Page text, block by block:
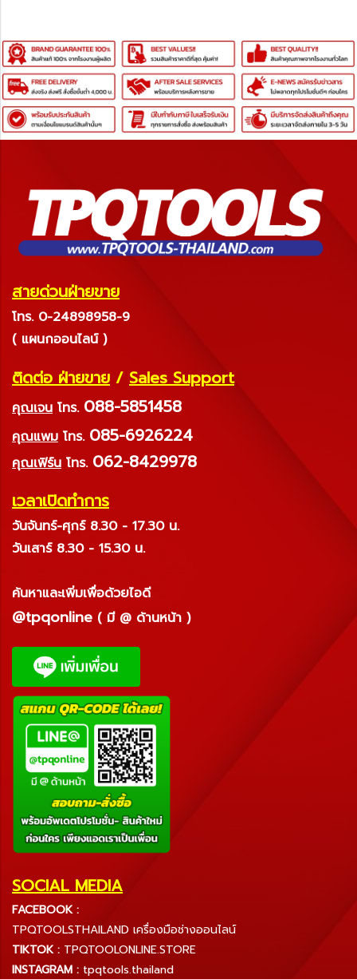
สายด่วนฝ่ายขาย
โทร. 0-24898958-9
( แผนกออนไลน์ )
ติดต่อ ฝ่ายขาย / Sales Support
คุณเจน โทร. 088-5851458
คุณแพม โทร. 085-6926224
คุณเฟิร์น โทร. 062-8429978
เวลาเปิดทำการ
วันจันทร์-ศุกร์ 8.30 - 17.30 น.
วันเสาร์ 8.30 - 15.30 น.
ค้นหาและเพิ่มเพื่อด้วยไอดี
@tpqonline ( มี @ ด้านหน้า )
SOCIAL MEDIA
FACEBOOK :
TPQTOOLSTHAILAND เครื่องมือช่างออนไลน์
TIKTOK : TPQTOOLONLINE.STORE
INSTAGRAM : tpqtools.thailand